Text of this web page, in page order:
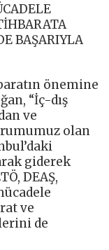
BAŞARIYLA
önemine
“İç-dış
ve
olan
giderek
DEAŞ,
ve
de